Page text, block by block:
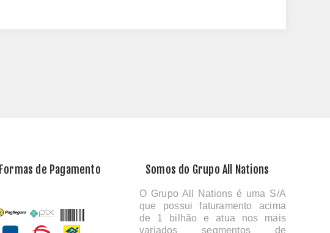
Formas de Pagamento Somos do Grupo All Nations
O Grupo All Nations é uma S/A
que possui faturamento acima
de 1 bilhão e atua nos mais
variados segmentos de